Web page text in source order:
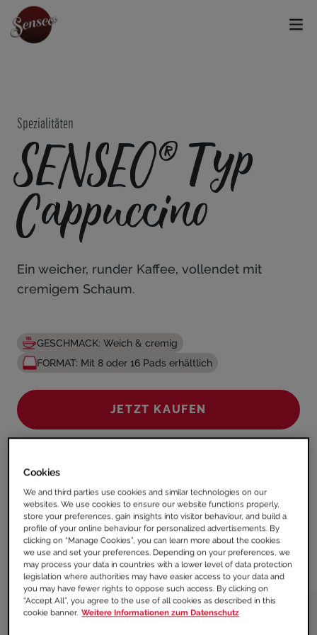
Spezialitäten
SENSEO® Typ
Cappuccino
Ein weicher, runder Kaffee, vollendet mit
cremigem Schaum.
GESCHMACK: Weich & cremig
FORMAT: Mit 8 oder 16 Pads erhältlich
JETZT KAUFEN
Das könnte dir auch gefallen
Cookies
We and third parties use cookies and similar technologies on our
websites. We use cookies to ensure our website functions properly,
store your preferences, gain insights into visitor behaviour, and build a
profile of your online behaviour for personalized advertisements. By
clicking on “Manage Cookies”, you can learn more about the cookies
we use and set your preferences. Depending on your preferences, we
may process your data in countries with a lower level of data protection
legislation where authorities may have easier access to your data and
you may have fewer rights to oppose such access. By clicking on
“Accept All”, you agree to the use of all cookies as described in this
cookie banner. Weitere Informationen zum Datenschutz